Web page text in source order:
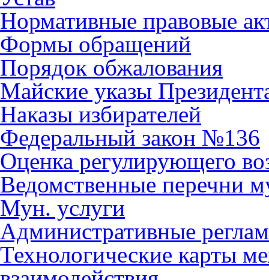
Нормативные правовые
Формы обращений
Порядок обжалования
Майские указы
Наказы избирателей
Федеральный закон №136
Оценка регулирующего
Ведомственные перечни
Мун. услуги
Административные
Технологические карты